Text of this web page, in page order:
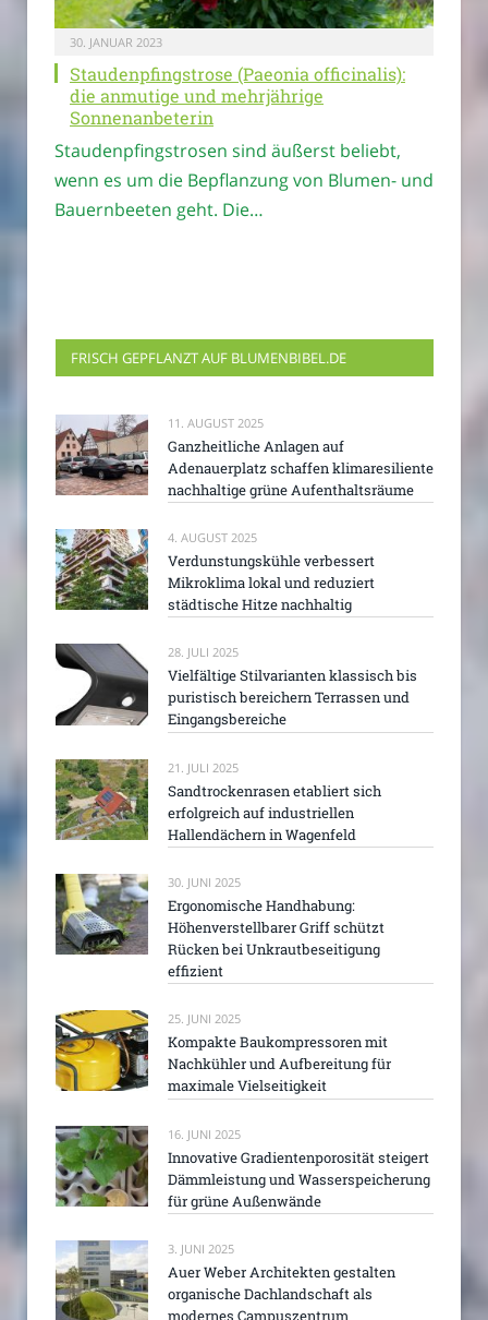
30. JANUAR 2023
Staudenpfingstrose (Paeonia officinalis):
die anmutige und mehrjährige
Sonnenanbeterin
Staudenpfingstrosen sind äußerst beliebt,
wenn es um die Bepflanzung von Blumen- und
Bauernbeeten geht. Die…
FRISCH GEPFLANZT AUF BLUMENBIBEL.DE
11. AUGUST 2025
Ganzheitliche Anlagen auf
Adenauerplatz schaffen klimaresiliente
nachhaltige grüne Aufenthaltsräume
4. AUGUST 2025
Verdunstungskühle verbessert
Mikroklima lokal und reduziert
städtische Hitze nachhaltig
28. JULI 2025
Vielfältige Stilvarianten klassisch bis
puristisch bereichern Terrassen und
Eingangsbereiche
21. JULI 2025
Sandtrockenrasen etabliert sich
erfolgreich auf industriellen
Hallendächern in Wagenfeld
30. JUNI 2025
Ergonomische Handhabung:
Höhenverstellbarer Griff schützt
Rücken bei Unkrautbeseitigung
effizient
25. JUNI 2025
Kompakte Baukompressoren mit
Nachkühler und Aufbereitung für
maximale Vielseitigkeit
16. JUNI 2025
Innovative Gradientenporosität steigert
Dämmleistung und Wasserspeicherung
für grüne Außenwände
3. JUNI 2025
Auer Weber Architekten gestalten
organische Dachlandschaft als
modernes Campuszentrum